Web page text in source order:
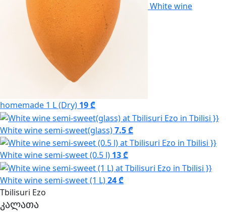
White wine
homemade 1 L (Dry) 19 ₾
White wine semi-sweet(glass)7.5 ₾
White wine semi-sweet (0.5 l) 13 ₾
White wine semi-sweet (1 L)24 ₾
Tbilisuri Ezo
კალათა